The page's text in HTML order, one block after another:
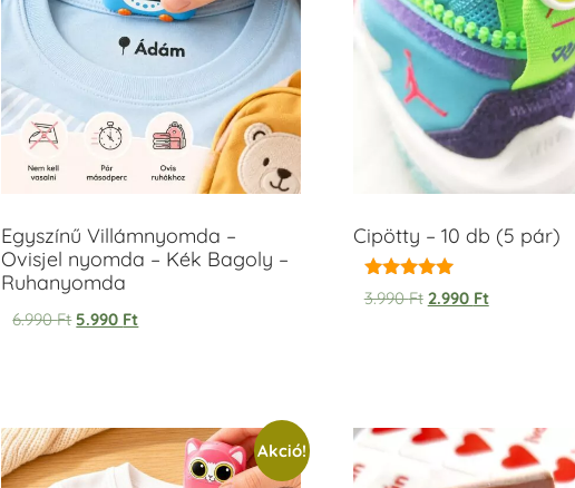
Egyszínű Villámnyomda –
Ovisjel nyomda – Kék Bagoly –
Ruhanyomda
6.990Ft 5.990 Ft
Cipötty – 10 db (5 pár)
Értékelés:
5.00
3.990Ft 2.990 Ft
Akció!